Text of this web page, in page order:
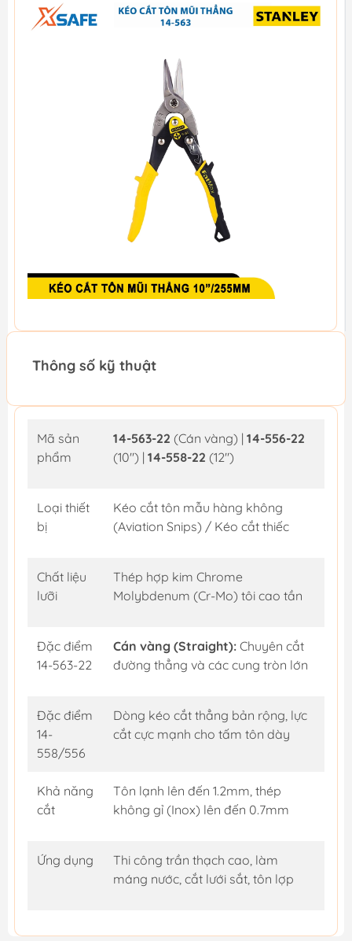
Thông số kỹ thuật
Mã sản
phẩm
14-563-22 (Cán vàng) | 14-556-22
(10") | 14-558-22 (12")
Loại thiết
bị
Kéo cắt tôn mẫu hàng không
(Aviation Snips) / Kéo cắt thiếc
Chất liệu
lưỡi
Thép hợp kim Chrome
Molybdenum (Cr-Mo) tôi cao tần
Đặc điểm
14-563-22
Cán vàng (Straight): Chuyên cắt
đường thẳng và các cung tròn lớn
Đặc điểm
14-
558/556
Dòng kéo cắt thẳng bản rộng, lực
cắt cực mạnh cho tấm tôn dày
Khả năng
cắt
Tôn lạnh lên đến 1.2mm, thép
không gỉ (Inox) lên đến 0.7mm
Ứng dụng
Thi công trần thạch cao, làm
máng nước, cắt lưới sắt, tôn lợp